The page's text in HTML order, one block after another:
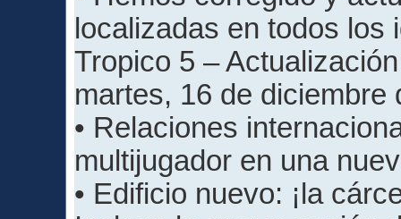
localizadas en todos los
Tropico 5 –
martes, 16 de diciembre
• Relaciones
multijugador en una
• Edificio nuevo: ¡la